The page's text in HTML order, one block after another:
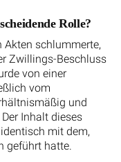
Rolle?
Akten schlummerte,
Zwillings-Beschluss
von einer
vom
und
Inhalt dieses
mit dem,
geführt hatte.